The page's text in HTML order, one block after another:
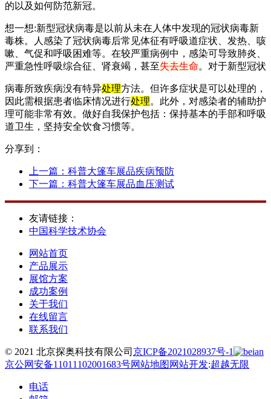
的以及如何防范新冠。
想一想:新型冠状病毒是以前从未在人体中发现的冠状病毒新
毒株。人感染了冠状病毒后常见体征有呼吸道症状、发热、咳
嗽、气促和呼吸困难等。在较严重病例中，感染可导致肺炎、
严重急性呼吸综合征、肾衰竭，甚至失去生命。对于新型冠状
病毒所致疾病没有特异处理方法。但许多症状是可以处理的，
因此需根据患者临床情况进行处理。此外，对感染者的辅助护
理可能非常有效。做好自我保护包括：保持基本的手部和呼吸
道卫生，坚持安全饮食习惯等。
分享到：
上一篇： 科普大篷车展品疾病预防
下一篇： 科普大篷车展品血压测试
友请链接：
中国科学技术协会
网站首页
产品展示
展馆方案
成功案例
关于我们
在线留言
联系我们
© 2021 北京探奥科技有限公司 京ICP备2021028937号-1
京公网安备11011102001683号网站地图 网站开发:超越无限
电话